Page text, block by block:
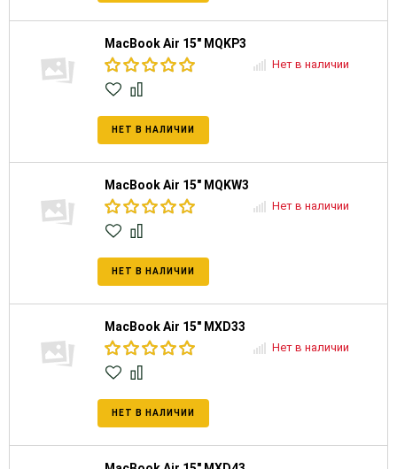
MacBook Air 15" MQKP3
Нет в наличии
НЕТ В НАЛИЧИИ
MacBook Air 15" MQKW3
Нет в наличии
НЕТ В НАЛИЧИИ
MacBook Air 15" MXD33
Нет в наличии
НЕТ В НАЛИЧИИ